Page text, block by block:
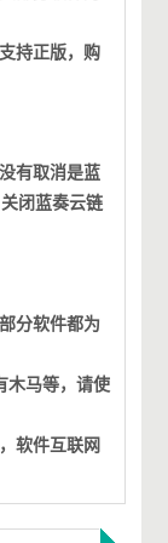
持正版，购
有取消是蓝
闭蓝奏云链
分软件都为
木马等，请使
软件互联网